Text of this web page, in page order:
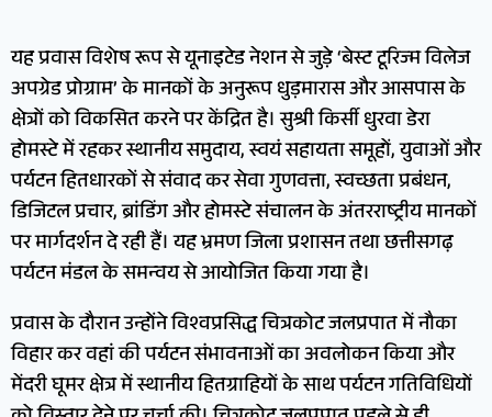
यह प्रवास विशेष रूप से यूनाइटेड नेशन से जुड़े ‘बेस्ट टूरिज्म विलेज
अपग्रेड प्रोग्राम’ के मानकों के अनुरूप धुड़मारास और आसपास के
क्षेत्रों को विकसित करने पर केंद्रित है। सुश्री किर्सी धुरवा डेरा
होमस्टे में रहकर स्थानीय समुदाय, स्वयं सहायता समूहों, युवाओं और
पर्यटन हितधारकों से संवाद कर सेवा गुणवत्ता, स्वच्छता प्रबंधन,
डिजिटल प्रचार, ब्रांडिंग और होमस्टे संचालन के अंतरराष्ट्रीय मानकों
पर मार्गदर्शन दे रही हैं। यह भ्रमण जिला प्रशासन तथा छत्तीसगढ़
पर्यटन मंडल के समन्वय से आयोजित किया गया है।
प्रवास के दौरान उन्होंने विश्वप्रसिद्ध चित्रकोट जलप्रपात में नौका
विहार कर वहां की पर्यटन संभावनाओं का अवलोकन किया और
मेंदरी घूमर क्षेत्र में स्थानीय हितग्राहियों के साथ पर्यटन गतिविधियों